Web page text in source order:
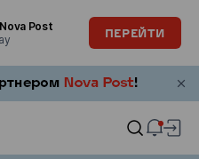
Post
ПЕРЕЙТИ